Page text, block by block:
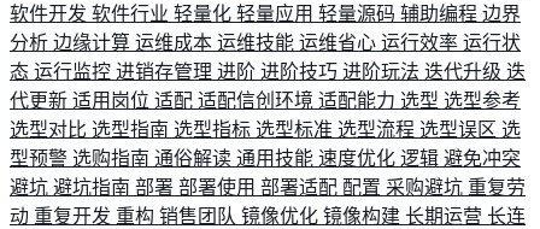
软件开发 软件行业 轻量化 轻量应用 轻量源码 辅助编程 边界
分析 边缘计算 运维成本 运维技能 运维省心 运行效率 运行状
态 运行监控 进销存管理 进阶 进阶技巧 进阶玩法 迭代升级 迭
代更新 适用岗位 适配 适配信创环境 适配能力 选型 选型参考
选型对比 选型指南 选型指标 选型标准 选型流程 选型误区 选
型预警 选购指南 通俗解读 通用技能 速度优化 逻辑 避免冲突
避坑 避坑指南 部署 部署使用 部署适配 配置 采购避坑 重复劳
动 重复开发 重构 销售团队 镜像优化 镜像构建 长期运营 长连